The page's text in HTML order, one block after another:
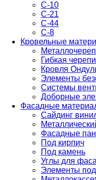
С-10
С-21
С-44
С-8
Кровельные
Гибкая
Кровля
Элементы
Системы
Доборные
Фасадные
Сайдинг
Фасадные
Под кирпич
Под камень
Углы для
Элементы